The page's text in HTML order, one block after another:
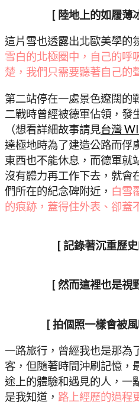
[ 陸地上的如履薄
這片雪也透露出北歐美學的
雪白的北極圈中，自己的呼
楚，我們只需要聽著自己的
第二站停在一處景色遼闊的
二戰時曾經被德軍佔領，發
（想看詳細故事請見台灣
達極地時為了建造公路而俘
東西也不能休息，而德軍就
沒有體力再工作下去，就會
們所在的紀念碑附近， 白雪
的痕跡，蓋得住外表、卻蓋
[ 記錄著沉重歷
[ 然而這裡也是視
[ 拍個照一樣會被
一路旅行，曾經我也是那為
客，但隨著時間沖刷記憶，
途上的體驗和遇見的人，一
是我知道， 路上經歷的過程